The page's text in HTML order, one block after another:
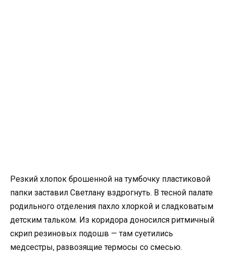
Резкий хлопок брошенной на тумбочку пластиковой
папки заставил Светлану вздрогнуть. В тесной палате
родильного отделения пахло хлоркой и сладковатым
детским тальком. Из коридора доносился ритмичный
скрип резиновых подошв — там суетились
медсестры, развозящие термосы со смесью.